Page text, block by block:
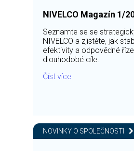
NIVELCO Magazín 1/
Seznamte se se
NIVELCO a zjistěte, jak
efektivity a odpovědné
dlouhodobé cíle.
Číst více
NOVINKY O SPOLEČNOSTI